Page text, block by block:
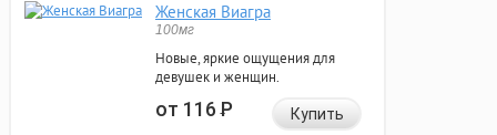
Женская Виагра
100мг
Новые, яркие ощущения для
девушек и женщин.
от 116Р Купить